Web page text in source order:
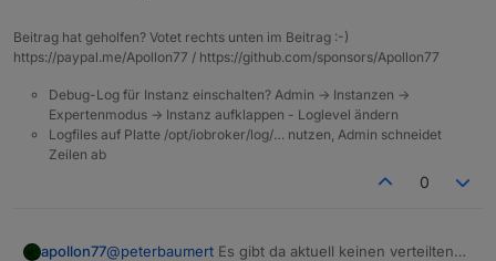
Beitrag hat geholfen? Votet rechts unten im Beitrag :-)
https://paypal.me/Apollon77 / https://github.com/sponsors/Apollon77
Debug-Log für Instanz einschalten? Admin -> Instanzen ->
Expertenmodus -> Instanz aufklappen - Loglevel ändern
Logfiles auf Platte /opt/iobroker/log/… nutzen, Admin schneidet
Zeilen ab
0
apollon77@peterbaumert Es gibt da aktuell keinen verteilten